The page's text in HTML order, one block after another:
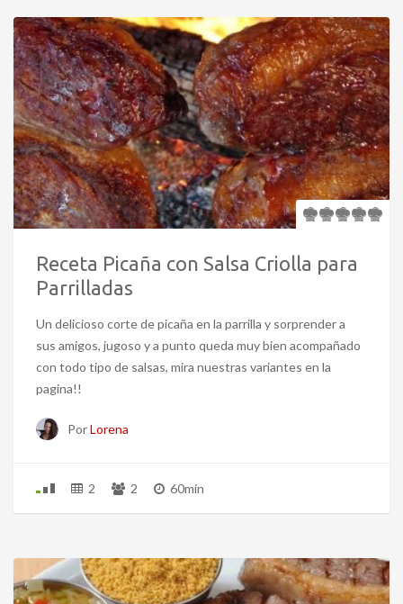
Receta Picaña con Salsa Criolla para
Parrilladas
Un delicioso corte de picaña en la parrilla y sorprender a
sus amigos, jugoso y a punto queda muy bien acompañado
con todo tipo de salsas, mira nuestras variantes en la
pagina!!
PorLorena
2 2 60min